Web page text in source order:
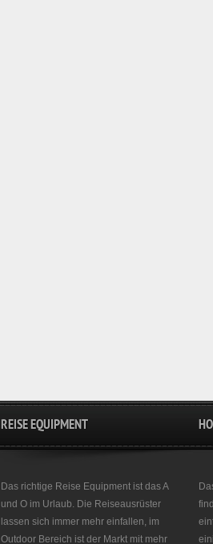
REISE EQUIPMENT
Das richtige Reise Equipment ist das A
und O im Urlaub. Die Reiseausrüster
lassen sich immer mehr einfallen, im
Outdoor Bereich ist der Markt mit mehr